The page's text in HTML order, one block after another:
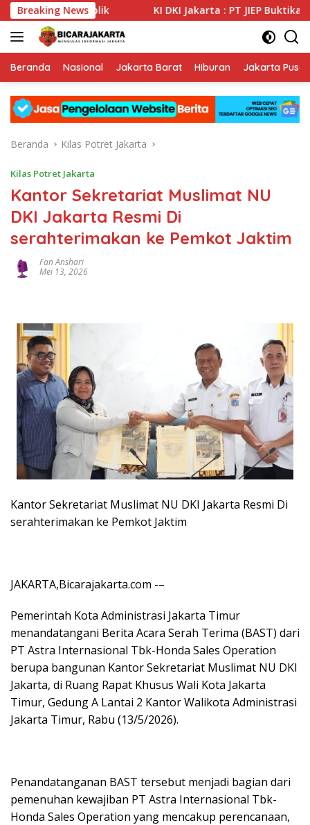
Langsung
ke
konten
Breaking News
Publik KI DKI Jakarta : PT JIEP Buktikan
Beranda Nasional Jakarta Barat Hiburan Jakarta Pusat
Beranda Kilas Potret Jakarta
Kilas Potret Jakarta
Kantor Sekretariat Muslimat NU
DKI Jakarta Resmi Di
serahterimakan ke Pemkot Jaktim
Fan Anshari
Mei 13, 2026
Kantor Sekretariat Muslimat NU DKI Jakarta Resmi Di
serahterimakan ke Pemkot Jaktim
JAKARTA,Bicarajakarta.com -–
Pemerintah Kota Administrasi Jakarta Timur
menandatangani Berita Acara Serah Terima (BAST) dari
PT Astra Internasional Tbk-Honda Sales Operation
berupa bangunan Kantor Sekretariat Muslimat NU DKI
Jakarta, di Ruang Rapat Khusus Wali Kota Jakarta
Timur, Gedung A Lantai 2 Kantor Walikota Administrasi
Jakarta Timur, Rabu (13/5/2026).
Penandatanganan BAST tersebut menjadi bagian dari
pemenuhan kewajiban PT Astra Internasional Tbk-
Honda Sales Operation yang mencakup perencanaan,